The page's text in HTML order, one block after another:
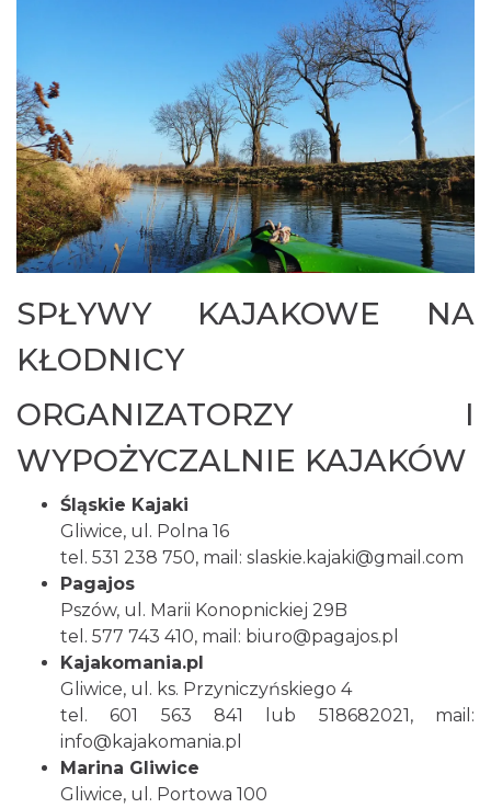
kajakarzy. Spływanie kajakami po Kanale Gliwickim
wymaga jednak przestrzegania zasad
bezpieczeństwa, szczególnie przy śluzowaniu oraz
ostrożności przy mijaniu z innymi jednostkami
pływającymi. Nurt wody w Kanale Gliwickim nie jest
silny, dlatego kajakiem można płynąć zarówno w
stronę Kędzierzyna-Koźla, jak i Gliwic.
SPŁYWY KAJAKOWE NA
KŁODNICY
ORGANIZATORZY I
WYPOŻYCZALNIE KAJAKÓW
Śląskie Kajaki
Gliwice, ul. Polna 16
tel. 531 238 750, mail: slaskie.kajaki@gmail.com
Pagajos
Pszów, ul. Marii Konopnickiej 29B
tel. 577 743 410, mail: biuro@pagajos.pl
Kajakomania.pl
Gliwice, ul. ks. Przyniczyńskiego 4
tel. 601 563 841 lub 518682021, mail:
info@kajakomania.pl
Marina Gliwice
Gliwice, ul. Portowa 100